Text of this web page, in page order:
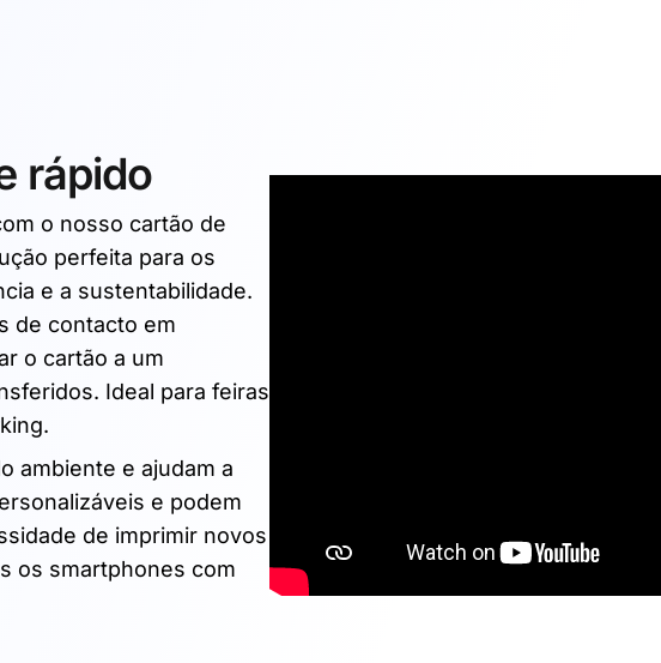
rápido
o nosso cartão de
perfeita para os
e a sustentabilidade.
de contacto em
o cartão a um
Ideal para feiras
ambiente e ajudam a
e podem
de imprimir novos
os smartphones com